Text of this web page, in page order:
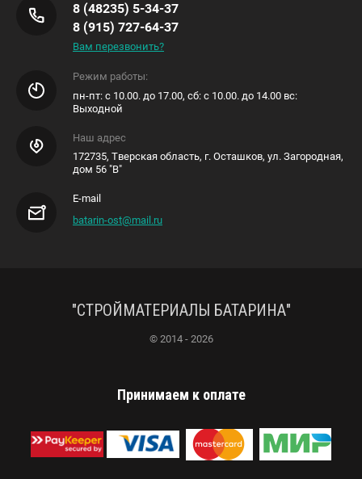
8 (48235) 5-34-37
8 (915) 727-64-37
Вам перезвонить?
Режим работы:
пн-пт: с 10.00. до 17.00, сб: с 10.00. до 14.00 вс:
Выходной
Наш адрес
172735, Тверская область, г. Осташков, ул. Загородная,
дом 56 "В"
E-mail
batarin-ost@mail.ru
"СТРОЙМАТЕРИАЛЫ БАТАРИНА"
© 2014 - 2026
Принимаем к оплате